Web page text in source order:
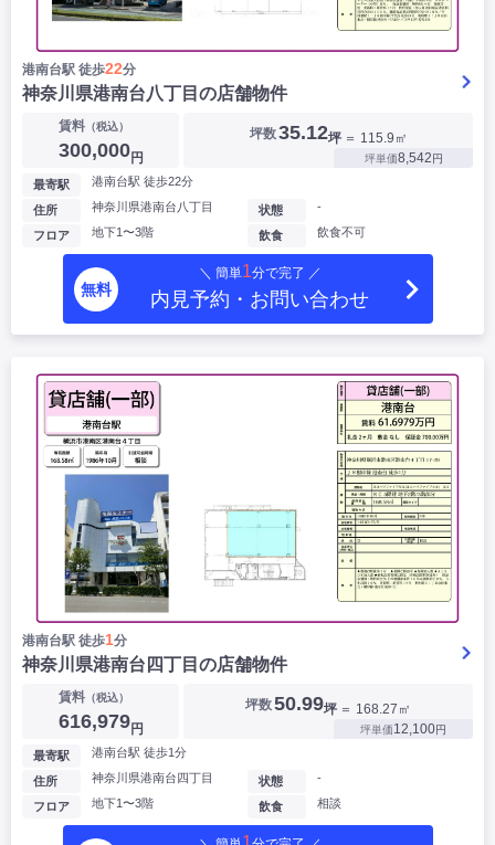
港南台駅 徒歩22分
神奈川県港南台八丁目の店舗物件
賃料（税込）
300,000円
坪数35.12坪 ＝ 115.9㎡
坪単価8,542円
最寄駅 港南台駅 徒歩22分
住所 神奈川県港南台八丁目
フロア 地下1〜3階
状態 -
飲食 飲食不可
無料
＼ 簡単1分で完了 ／
内見予約・お問い合わせ
港南台駅 徒歩1分
神奈川県港南台四丁目の店舗物件
賃料（税込）
616,979円
坪数50.99坪 ＝ 168.27㎡
坪単価12,100円
最寄駅 港南台駅 徒歩1分
住所 神奈川県港南台四丁目
フロア 地下1〜3階
状態 -
飲食 相談